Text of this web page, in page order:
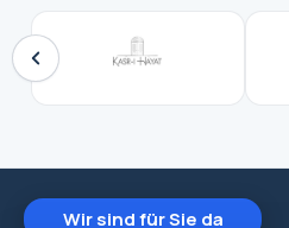
Wir sind für Sie da